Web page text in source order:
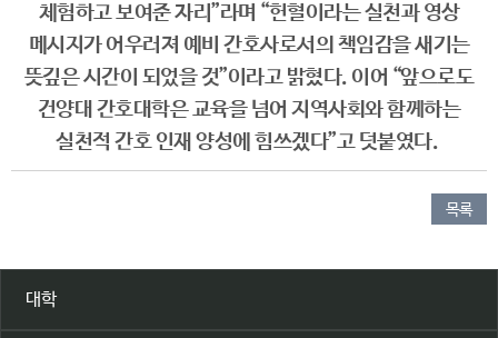
체험하고 보여준 자리”라며 “헌혈이라는 실천과 영상
메시지가 어우러져 예비 간호사로서의 책임감을 새기는
뜻깊은 시간이 되었을 것”이라고 밝혔다. 이어 “앞으로도
건양대 간호대학은 교육을 넘어 지역사회와 함께하는
실천적 간호 인재 양성에 힘쓰겠다”고 덧붙였다.
목록
대학